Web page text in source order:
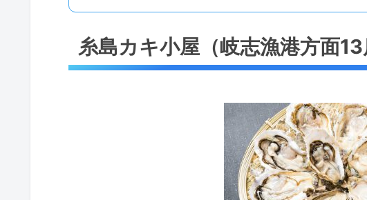
糸島カキ小屋（岐志漁港方面13